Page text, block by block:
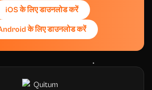
iOS के लिए डाउनलोड करें
के लिए डाउनलोड करें